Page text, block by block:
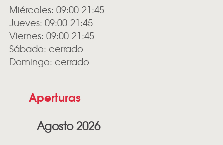
Miércoles: 09:00-21:45
Jueves: 09:00-21:45
Viernes: 09:00-21:45
Sábado: cerrado
Domingo: cerrado
Aperturas
Agosto 2026